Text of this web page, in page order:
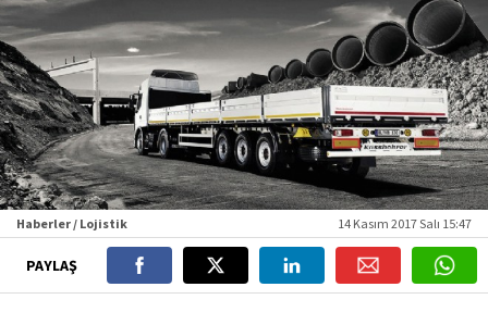
Haberler / Lojistik 14 Kasım 2017 Salı 15:47
PAYLAŞ